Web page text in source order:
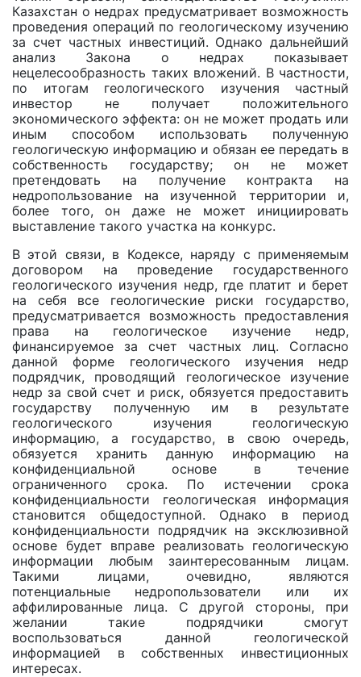
Казахстан o недрах предусматривает возможность
проведения операций по геологическому изучению
за счет частных инвестиций. Однако дальнейший
анализ Закона о недрах показывает
нецелесообразность таких вложений. В частности,
по итогам геологического изучения частный
инвестор не получает положительного
экономического эффекта: он не может продать или
иным способом использовать полученную
геологическую информацию и обязан ее передать в
собственность государству; он не может
претендовать на получение контракта на
недропользование на изученной территории и,
более того, он даже не может инициировать
выставление такого участка на конкурс.
В этой связи, в Кодексе, наряду с применяемым
договором на проведение государственного
геологического изучения недр, где платит и берет
на себя все геологические риски государство,
предусматривается возможность предоставления
права на геологическое изучение недр,
финансируемое за счет частных лиц. Согласно
данной форме геологического изучения недр
подрядчик, проводящий геологическое изучение
недр за свой счет и риск, обязуется предоставить
государству полученную им в результате
геологического изучения геологическую
информацию, a государство, в свою очередь,
обязуется хранить данную информацию на
конфиденциальной основе в течение
ограниченного срока. По истечении срока
конфиденциальности геологическая информация
становится общедоступной. Однако в период
конфиденциальности подрядчик на эксклюзивной
основе будет вправе реализовать геологическую
информации любым заинтересованным лицам.
Такими лицами, очевидно, являются
потенциальные недропользователи или их
аффилированные лица. С другой стороны, при
желании такие подрядчики смогут
воспользоваться данной геологической
информацией в собственных инвестиционных
интересах.